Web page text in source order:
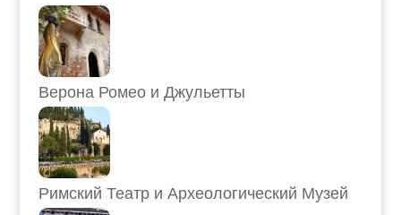
Верона Ромео и Джульетты
Римский Театр и Археологический Музей